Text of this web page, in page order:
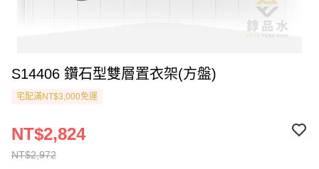
S14406 鑽石型雙層置衣架(方盤)
宅配滿NT$3,000免運
NT$2,972
NT$2,824